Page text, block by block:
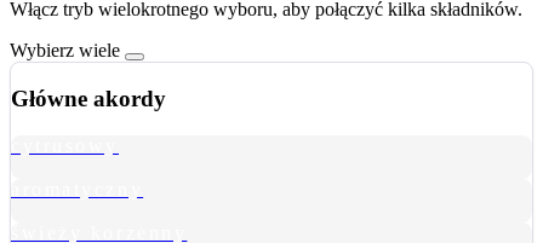
Włącz tryb wielokrotnego wyboru, aby połączyć kilka składników.
Wybierz wiele
Główne akordy